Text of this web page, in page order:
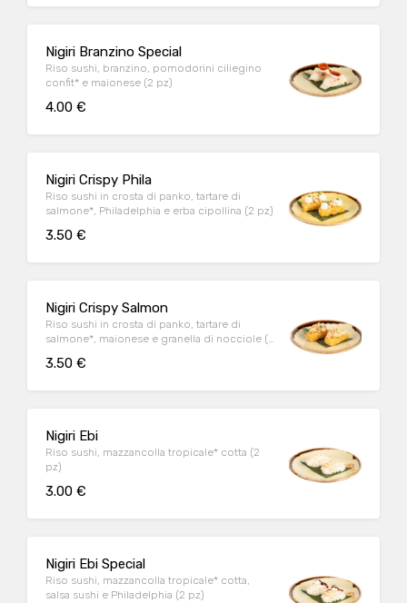
Nigiri Branzino Special
Riso sushi, branzino, pomodorini ciliegino
confit* e maionese (2 pz)
4.00 €
Nigiri Crispy Phila
Riso sushi in crosta di panko, tartare di
salmone*, Philadelphia e erba cipollina (2 pz)
3.50 €
Nigiri Crispy Salmon
Riso sushi in crosta di panko, tartare di
salmone*, maionese e granella di nocciole (2
3.50 €
Nigiri Ebi
Riso sushi, mazzancolla tropicale* cotta (2
pz)
3.00 €
Nigiri Ebi Special
Riso sushi, mazzancolla tropicale* cotta,
salsa sushi e Philadelphia (2 pz)